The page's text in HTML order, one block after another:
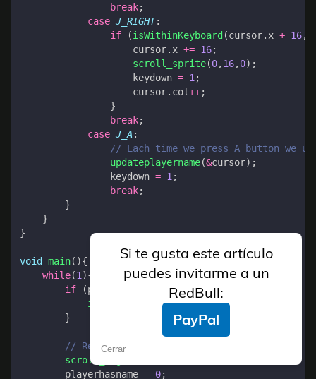
break;
case J_RIGHT:
if
(isWithinKeyboard (cursor. x + 16,
cursor. x += 16;
scroll_sprite(0,16,0);
keydown = 1 ;
cursor. col++;
}
break;
case J_A :
updateplayername(&cursor);
keydown = 1 ;
break;
}
}
}
void main(){
while(1 ){
if
(playerhasname == 0){
inputplayername();
}
scroll_bkg
playerhasname = 0;
Si te gusta este artículo
puedes invitarme a un
RedBull:
PayPal
Cerrar